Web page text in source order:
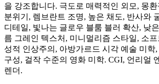
을 강조합니다. 극도로 매력적인 외모, 몽
분위기, 렘브란트 조명, 높은 채도, 반사와
디테일, 빛나는 글로우 블룸 블러 확산, 낮
름 그레인 텍스처, 미니멀리즘 스타일, 소
성적 인상주의, 아방가르드 시각 예술 미학,
구성, 걸작 수준의 영화 미학. CGI, 언리얼
렌더.